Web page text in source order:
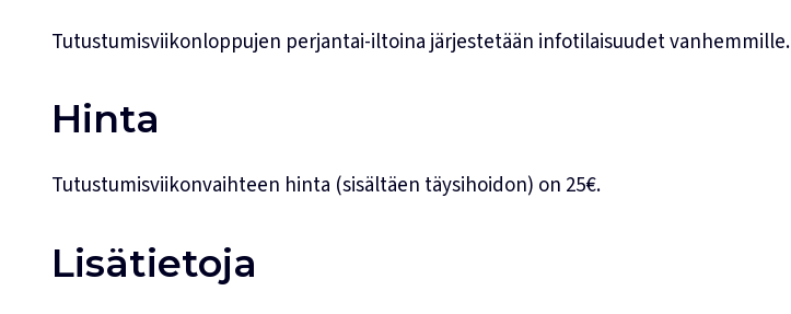
Tutustumisviikonloppujen perjantai-iltoina järjestetään infotilaisuudet vanhemmille.
Hinta
Tutustumisviikonvaihteen hinta (sisältäen täysihoidon) on 25€.
Lisätietoja